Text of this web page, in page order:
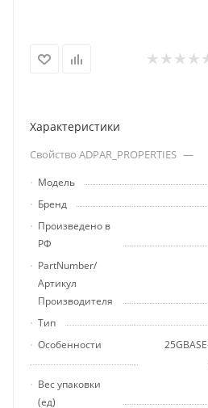
Характеристики
Свойство ADPAR_PROPERTIES —
Модель
Бренд
Произведено в
РФ
PartNumber/
Артикул
Производителя
Тип
Особенности
Вес упаковки
(ед)